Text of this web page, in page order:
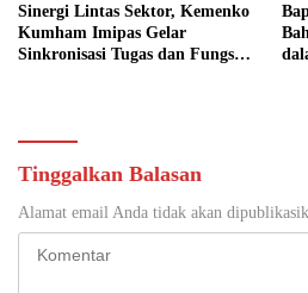
Sinergi Lintas Sektor, Kemenko
Kumham Imipas Gelar
Sinkronisasi Tugas dan Fungsi
Tinggalkan Balasan
Alamat email Anda tidak akan